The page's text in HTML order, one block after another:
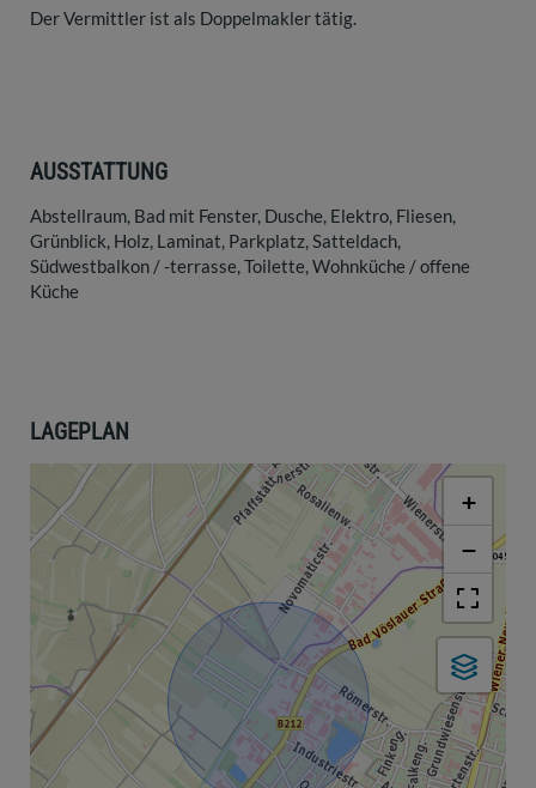
Der Vermittler ist als Doppelmakler tätig.
AUSSTATTUNG
Abstellraum Bad mit Fenster Dusche Elektro Fliesen
Grünblick Holz Laminat Parkplatz Satteldach
Südwestbalkon / -terrasse Toilette Wohnküche / offene
Küche
LAGEPLAN
+
−